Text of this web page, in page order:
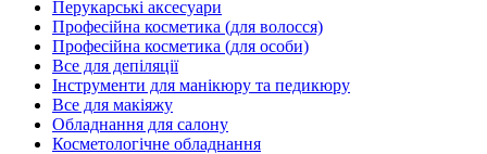
Перукарські аксесуари
Професійна косметика (для волосся)
Професійна косметика (для особи)
Все для депіляції
Інструменти для манікюру та педикюру
Все для макіяжу
Обладнання для салону
Косметологічне обладнання